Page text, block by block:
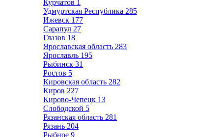
Курчатов 1
Удмуртская Республика 285
Ижевск 177
Сарапул 27
Глазов 18
Ярославская область 283
Ярославль 195
Рыбинск 31
Ростов 5
Кировская область 282
Киров 227
Кирово-Чепецк 13
Слободской 5
Рязанская область 281
Рязань 204
Рыбное 9